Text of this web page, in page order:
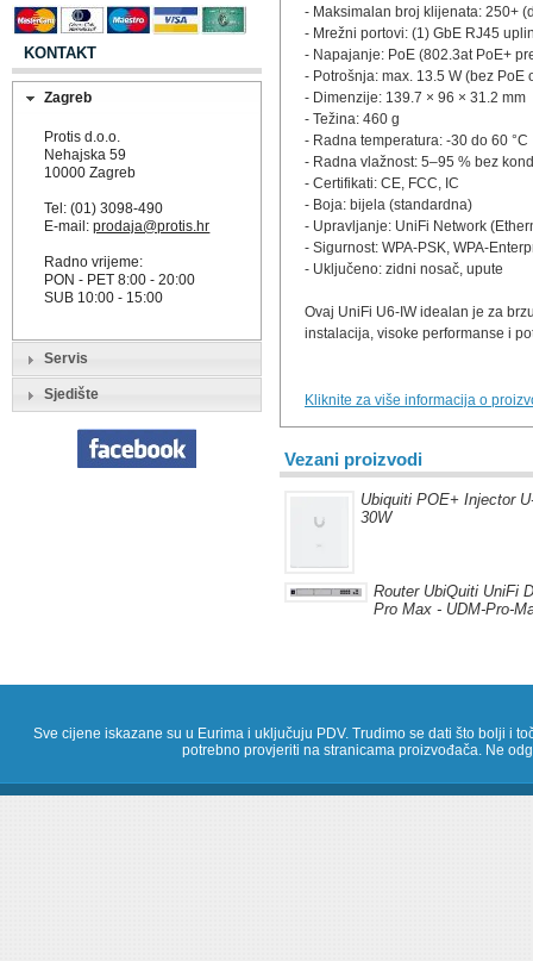
KONTAKT
Zagreb
Protis d.o.o.
Nehajska 59
10000 Zagreb
Tel: (01) 3098-490
E-mail:prodaja@protis.hr
Radno vrijeme:
PON - PET 8:00 - 20:00
SUB 10:00 - 15:00
Servis
Sjedište
- Maksimalan broj klijenata: 250+
- Mrežni portovi: (1) GbE RJ45
- Napajanje: PoE (802.3at PoE+
- Potrošnja: max. 13.5 W (bez PoE
- Dimenzije: 139.7 × 96 × 31.2 mm
- Težina: 460 g
- Radna temperatura: -30 do 60 °C
- Radna vlažnost: 5–95 % bez
- Certifikati: CE, FCC, IC
- Boja: bijela (standardna)
- Upravljanje: UniFi Network
- Sigurnost: WPA-PSK, WPA-
- Uključeno: zidni nosač, upute
Ovaj UniFi U6-IW idealan je za
instalacija, visoke performanse i
Kliknite za više informacija o
Vezani proizvodi
Ubiquiti POE+ Injector
30W
Router UbiQuiti UniFi
Pro Max - UDM-Pro-
Sve cijene iskazane su u Eurima i uključuju PDV. Trudimo se dati što bolji i
potrebno provjeriti na stranicama proizvođača. Ne